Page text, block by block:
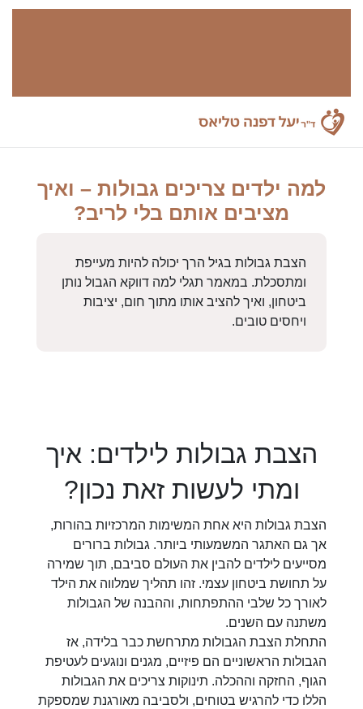
למה ילדים צריכים גבולות – ואיך
מציבים אותם בלי לריב?
הצבת גבולות בגיל הרך יכולה להיות מעייפת
ומתסכלת. במאמר תגלי למה דווקא הגבול נותן
ביטחון, ואיך להציב אותו מתוך חום, יציבות
ויחסים טובים.
הצבת גבולות לילדים: איך
ומתי לעשות זאת נכון?
הצבת גבולות היא אחת המשימות המרכזיות בהורות,
אך גם האתגר המשמעותי ביותר. גבולות ברורים
מסייעים לילדים להבין את העולם סביבם, תוך שמירה
על תחושת ביטחון עצמי. זהו תהליך שמלווה את הילד
לאורך כל שלבי ההתפתחות, וההבנה של הגבולות
משתנה עם השנים.
התחלת הצבת הגבולות מתרחשת כבר בלידה, אז
הגבולות הראשוניים הם פיזיים, מגנים ונוגעים לעטיפת
הגוף, החזקה וההכלה. תינוקות צריכים את הגבולות
הללו כדי להרגיש בטוחים, ולסביבה מאורגנת שמספקת